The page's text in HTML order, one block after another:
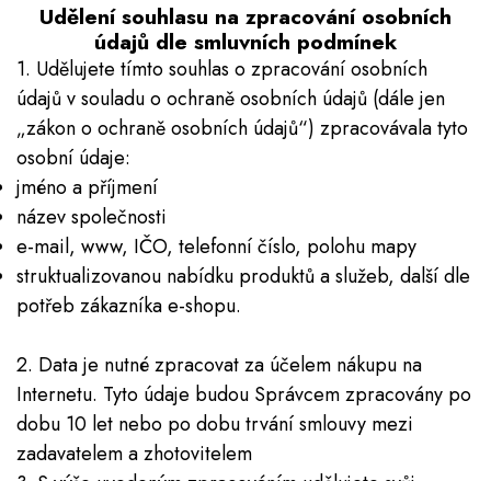
Udělení souhlasu na zpracování osobních
údajů dle smluvních podmínek
1. Udělujete tímto souhlas o zpracování osobních
údajů v souladu o ochraně osobních údajů (dále jen
„zákon o ochraně osobních údajů“) zpracovávala tyto
osobní údaje:
jméno a příjmení
název společnosti
e-mail, www, IČO, telefonní číslo, polohu mapy
struktualizovanou nabídku produktů a služeb, další dle
potřeb zákazníka e-shopu.
2. Data je nutné zpracovat za účelem nákupu na
Internetu. Tyto údaje budou Správcem zpracovány po
dobu 10 let nebo po dobu trvání smlouvy mezi
zadavatelem a zhotovitelem